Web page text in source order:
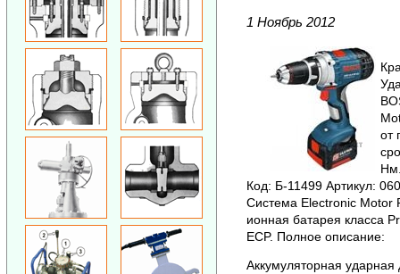
1 Ноябрь 2012
от
Код: Б-11499 Артикул:
Система Electronic Motor
ионная батарея класса
ECP. Полное описание:
Аккумуляторная